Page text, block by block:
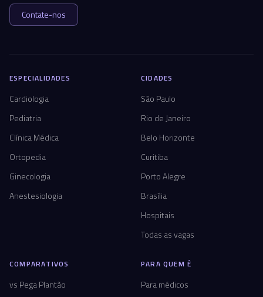
Contate-nos
ESPECIALIDADES
Cardiologia
Pediatria
Clínica Médica
Ortopedia
Ginecologia
Anestesiologia
CIDADES
São Paulo
Rio de Janeiro
Belo Horizonte
Curitiba
Porto Alegre
Brasília
Hospitais
Todas as vagas
COMPARATIVOS
vs Pega Plantão
PARA QUEM É
Para médicos